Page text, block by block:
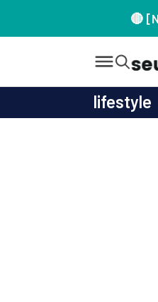
🔴
lifestyle